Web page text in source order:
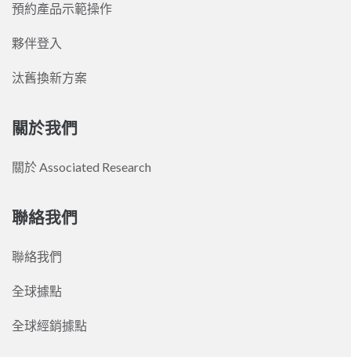
預約產品示範操作
夥伴登入
汰舊換新方案
關於我們
關於 Associated Research
聯絡我們
聯絡我們
全球據點
全球經銷據點